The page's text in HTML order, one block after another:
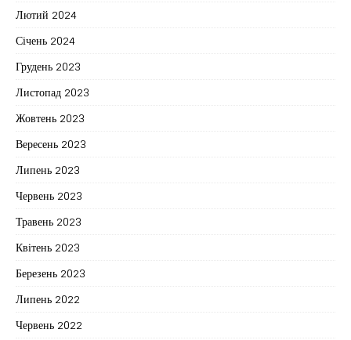
Лютий 2024
Січень 2024
Грудень 2023
Листопад 2023
Жовтень 2023
Вересень 2023
Липень 2023
Червень 2023
Травень 2023
Квітень 2023
Березень 2023
Липень 2022
Червень 2022